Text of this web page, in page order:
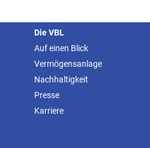
Die VBL
Auf einen Blick
Vermögensanlage
Nachhaltigkeit
Presse
Karriere